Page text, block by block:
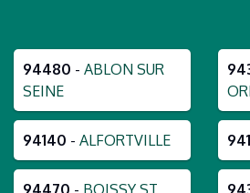
94480 - ABLON SUR
SEINE
94140 - ALFORTVILLE
94470 - BOISSY ST